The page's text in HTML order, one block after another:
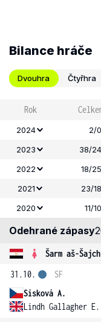
Bilance hráče
Dvouhra Čtyřhra
Rok
2024 2/0
2023
38/24
2022
18/25
2021
23/18
2020
11/10
Odehrané zápasy
Šarm aš-
31.10.
Sisková A.
Lindh Gallagher E.
SF